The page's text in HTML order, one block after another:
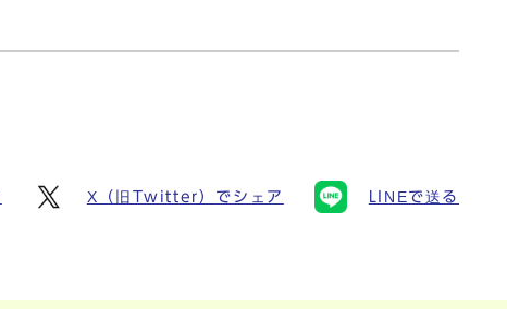
X（旧Twitter）でシェア LINEで送る